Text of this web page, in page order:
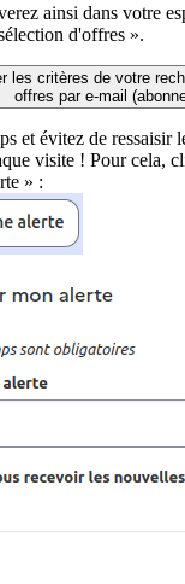
ainsi dans votre
d'offres ».
les critères de votre
offres par e-mail
et évitez de ressaisir
visite ! Pour cela,
» :